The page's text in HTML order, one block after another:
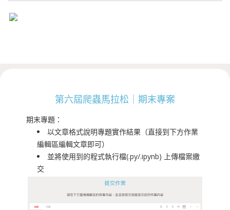
第六屆爬蟲馬拉松｜期末專案
期末專題：
以文章格式說明專題實作結果（直接到下方作業
編輯區編輯文章即可）
並將使用到的程式執行檔(.py/.ipynb) 上傳檔案繳
交